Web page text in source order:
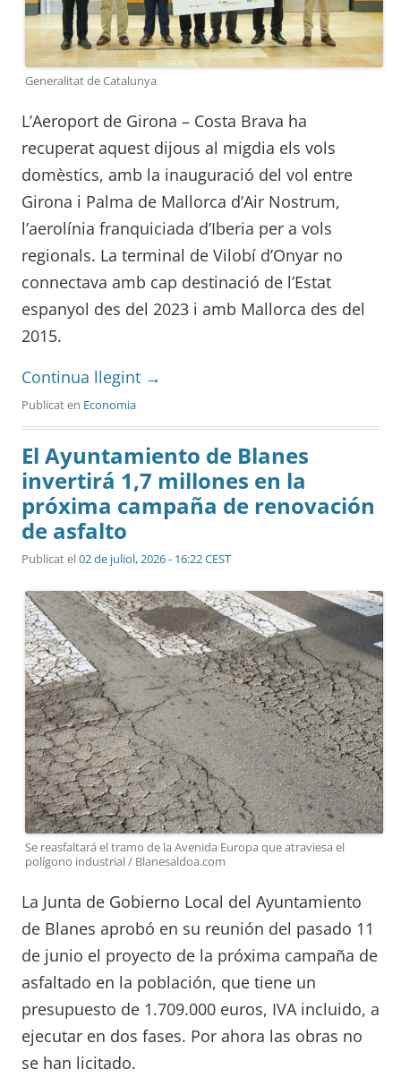
Generalitat de Catalunya
L’Aeroport de Girona – Costa Brava ha
recuperat aquest dijous al migdia els vols
domèstics, amb la inauguració del vol entre
Girona i Palma de Mallorca d’Air Nostrum,
l’aerolínia franquiciada d’Iberia per a vols
regionals. La terminal de Vilobí d’Onyar no
connectava amb cap destinació de l’Estat
espanyol des del 2023 i amb Mallorca des del
2015.
Continua llegint →
Publicat en Economia
El Ayuntamiento de Blanes
invertirá 1,7 millones en la
próxima campaña de renovación
de asfalto
Publicat el02 de juliol, 2026 - 16:22 CEST
Se reasfaltará el tramo de la Avenida Europa que atraviesa el
polígono industrial / Blanesaldoa.com
La Junta de Gobierno Local del Ayuntamiento
de Blanes aprobó en su reunión del pasado 11
de junio el proyecto de la próxima campaña de
asfaltado en la población, que tiene un
presupuesto de 1.709.000 euros, IVA incluido, a
ejecutar en dos fases. Por ahora las obras no
se han licitado.